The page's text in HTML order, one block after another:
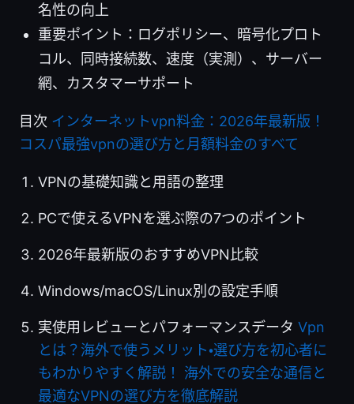
名性の向上
重要ポイント：ログポリシー、暗号化プロト
コル、同時接続数、速度（実測）、サーバー
網、カスタマーサポート
目次 インターネットvpn料金：2026年最新版！
コスパ最強vpnの選び方と月額料金のすべて
VPNの基礎知識と用語の整理
PCで使えるVPNを選ぶ際の7つのポイント
2026年最新版のおすすめVPN比較
Windows/macOS/Linux別の設定手順
実使用レビューとパフォーマンスデータ Vpn
とは？海外で使うメリット・選び方を初心者に
もわかりやすく解説！ 海外での安全な通信と
最適なVPNの選び方を徹底解説